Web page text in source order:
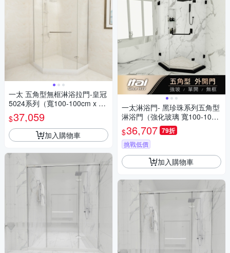
一太 五角型無框淋浴拉門-皇冠
5024系列（寬100-100cm x 高
200cm）
$37,059
加入購物車
一太淋浴門- 黑珍珠系列五角型
淋浴門（強化玻璃 寬100-100c
m以內 x 高200cm）
$36,707 79折
挑戰低價
加入購物車